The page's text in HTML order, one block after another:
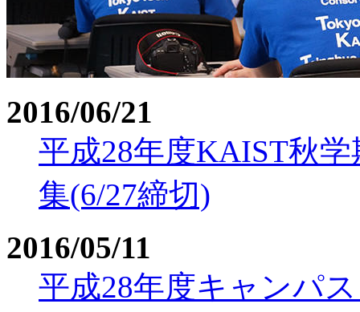
2016/06/21
平成28年度KAIST秋
集(6/27締切)
2016/05/11
平成28年度キャンパ